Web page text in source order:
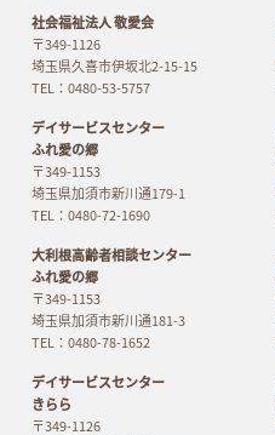
社会福祉法人 敬愛会
〒349-1126
埼玉県久喜市伊坂北2-15-15
TEL：0480-53-5757
デイサービスセンター
ふれ愛の郷
〒349-1153
埼玉県加須市新川通179-1
TEL：0480-72-1690
大利根高齢者相談センター
ふれ愛の郷
〒349-1153
埼玉県加須市新川通181-3
TEL：0480-78-1652
デイサービスセンター
きらら
〒349-1126